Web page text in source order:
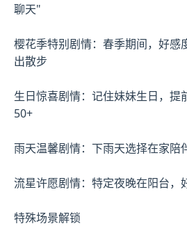
聊天"
樱花季特别剧情：春季期间，好感
出散步
生日惊喜剧情：记住妹妹生日，提
50+
雨天温馨剧情：下雨天选择在家陪
流星许愿剧情：特定夜晚在阳台，
特殊场景解锁